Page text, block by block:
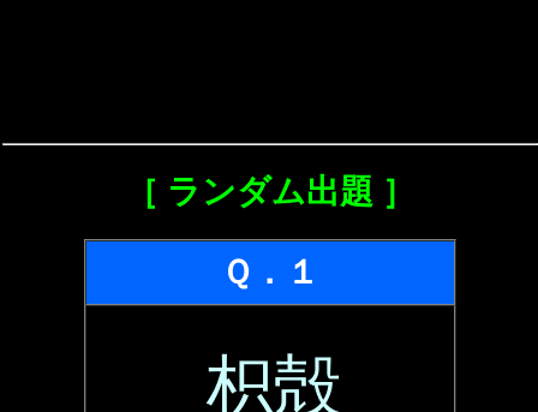
［ ランダム出題 ］
Ｑ．１
枳殻